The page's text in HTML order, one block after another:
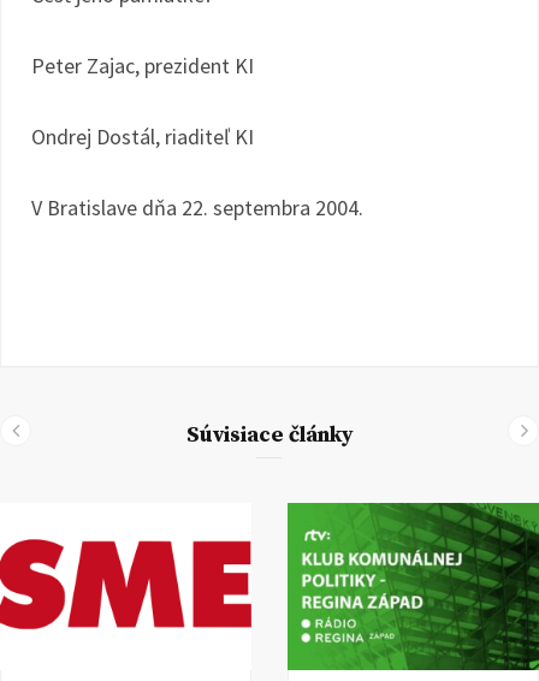
Peter Zajac, prezident KI
Ondrej Dostál, riaditeľ KI
V Bratislave dňa 22. septembra 2004.
Súvisiace články